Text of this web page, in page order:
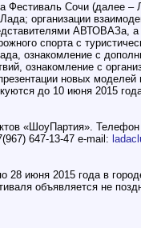
Фестиваль Сочи (далее –
организации
АВТОВАЗа, а
спорта с
ознакомление с
ознакомление с
новых моделей
до 10 июня 2015
«ШоуПартия». Телефон
647-13-47 e-mail:
28 июня 2015 года в
объявляется не